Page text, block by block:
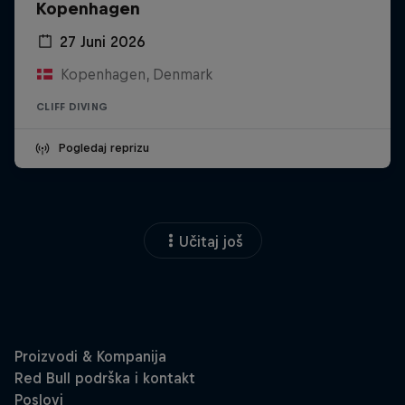
Kopenhagen
27 Juni 2026
Kopenhagen, Denmark
CLIFF DIVING
Pogledaj reprizu
Učitaj još